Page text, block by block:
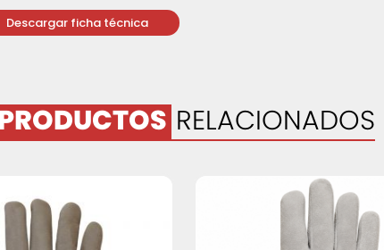
Descargar ficha técnica
RELACIONADOS